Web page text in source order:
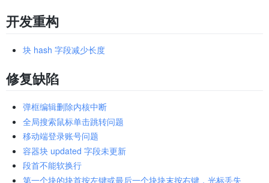
开发重构
块 hash 字段减少长度
修复缺陷
弹框编辑删除内核中断
全局搜索鼠标单击跳转问题
移动端登录账号问题
容器块 updated 字段未更新
段首不能软换行
第一个块的块首按左键或最后一个块块末按右键，光标丢失